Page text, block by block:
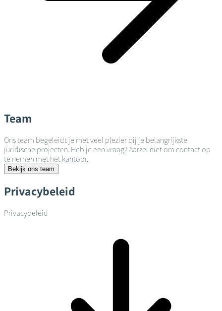
Team
Ons team begeleidt je met veel plezier bij je belangrijkste
juridische projecten. Heb je een vraag? Aarzel niet om contact op
te nemen met het kantoor.
Bekijk ons team
Privacybeleid
Privacybeleid